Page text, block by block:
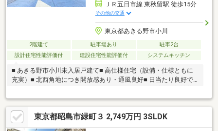
ＪＲ五日市線 東秋留駅 徒歩15分
その他の交通
東京都あきる野市小川
2階建て 駐車場あり
駐車2台
設計住宅性能評価付
建設住宅性能評価付 システムキッチン
■ あきる野市小川未入居戸建て■ 高仕様住宅（設備・仕様ともに
充実）■ 北西角地につき開放感あり・通風良好■ 日当たり良好で
富■ グルニエ（小屋裏収納）付きで季節物の収納にも便利■ 食洗
機完備で家事効率アップ■ 庭先広々でガーデニングやお子様の遊
び場にも最適■ 小学校至近でお子様の通学も安心■ スーパー至近
で日々のお買い物も便利■ 安心の10年保証付き■ やり取り不要で
東京都昭島市緑町３ 2,749万円 3SLDK